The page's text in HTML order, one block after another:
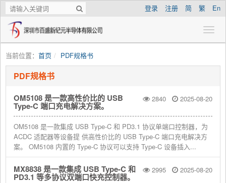
登录 注册 简 繁 En
当前位置： 首页 PDF规格书
PDF规格书
2840 2025-08-20
OM5108 是一款高性价比的 USB
Type-C 端口充电解决方案。
OM5108 是一款集成 USB Type-C 和 PD3.1 协议单端口控制器，为
ACDC 适配器等设备提 供高性价比的 USB Type-C 端口充电解决方
案。 OM5108 内置的 Type-C 协议可以支持 Type-C 设备插入...
2995 2025-08-20
MX8838 是一款集成 USB Type-C 和
PD3.1 等多协议双端口快充控制器。